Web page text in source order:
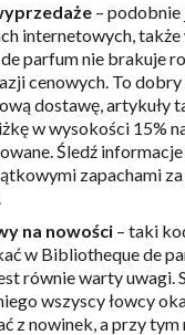
–
internetowych, także
parfum nie brakuje
cenowych. To dobry
dostawę, artykuły
w wysokości 15%
Śledź
zapachami za
na nowości – taki
w Bibliotheque de
równie warty uwagi.
wszyscy łowcy
z nowinek, a przy tym